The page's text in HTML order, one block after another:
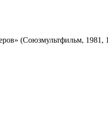
(Союзмультфильм, 1981,